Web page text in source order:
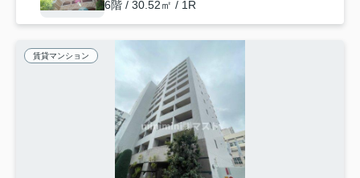
6階 / 30.52㎡ / 1R
賃貸マンション